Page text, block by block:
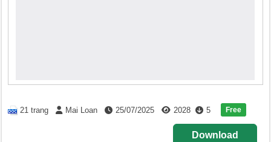
21 trang Mai Loan 25/07/2025 2028 5 Free
Download